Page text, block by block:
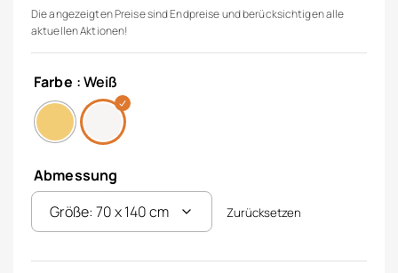
Die angezeigten Preise sind Endpreise und berücksichtigen alle
aktuellen Aktionen!
Farbe : Weiß
Abmessung
Zurücksetzen